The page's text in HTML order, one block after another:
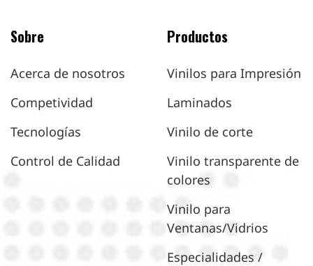
Sobre
Acerca de nosotros
Competividad
Tecnologías
Control de Calidad
Productos
Vinilos para Impresión
Laminados
Vinilo de corte
Vinilo transparente de
colores
Vinilo para
Ventanas/Vidrios
Especialidades /